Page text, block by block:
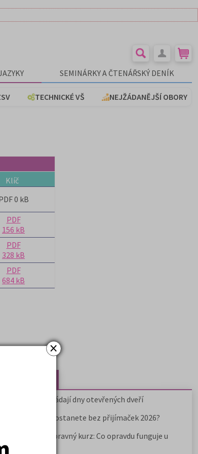
×
SEMINÁRKY A ČTENÁŘSKÝ DENÍK
TECHNICKÉ VŠ NEJŽÁDANĚJŠÍ OBORY
Klíč
0 kB
PDF
156 kB
PDF
328 kB
PDF
684 kB
vysoké školy pořádají dny otevřených dveří
fakulty se dostanete bez přijímaček 2026?
vs. přípravný kurz: Co opravdu funguje u
na VŠ?